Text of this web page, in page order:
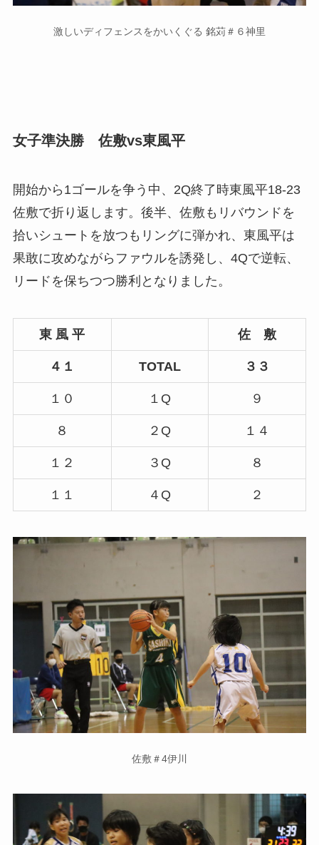
激しいディフェンスをかいくぐる 銘苅＃６神里
女子準決勝 佐敷vs東風平
開始から1ゴールを争う中、2Q終了時東風平18-23
佐敷で折り返します。後半、佐敷もリバウンドを
拾いシュートを放つもリングに弾かれ、東風平は
果敢に攻めながらファウルを誘発し、4Qで逆転、
リードを保ちつつ勝利となりました。
東 風 平 佐 敷
４１ TOTAL ３３
１０ １Q ９
８ ２Q １４
１２ ３Q ８
１１ ４Q ２
佐敷＃4伊川